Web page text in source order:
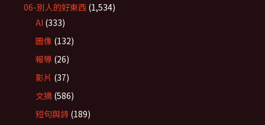
06-別人的好東西 (1,534)
AI (333)
圖像 (132)
報導 (26)
影片 (37)
文摘 (586)
短句與詩 (189)